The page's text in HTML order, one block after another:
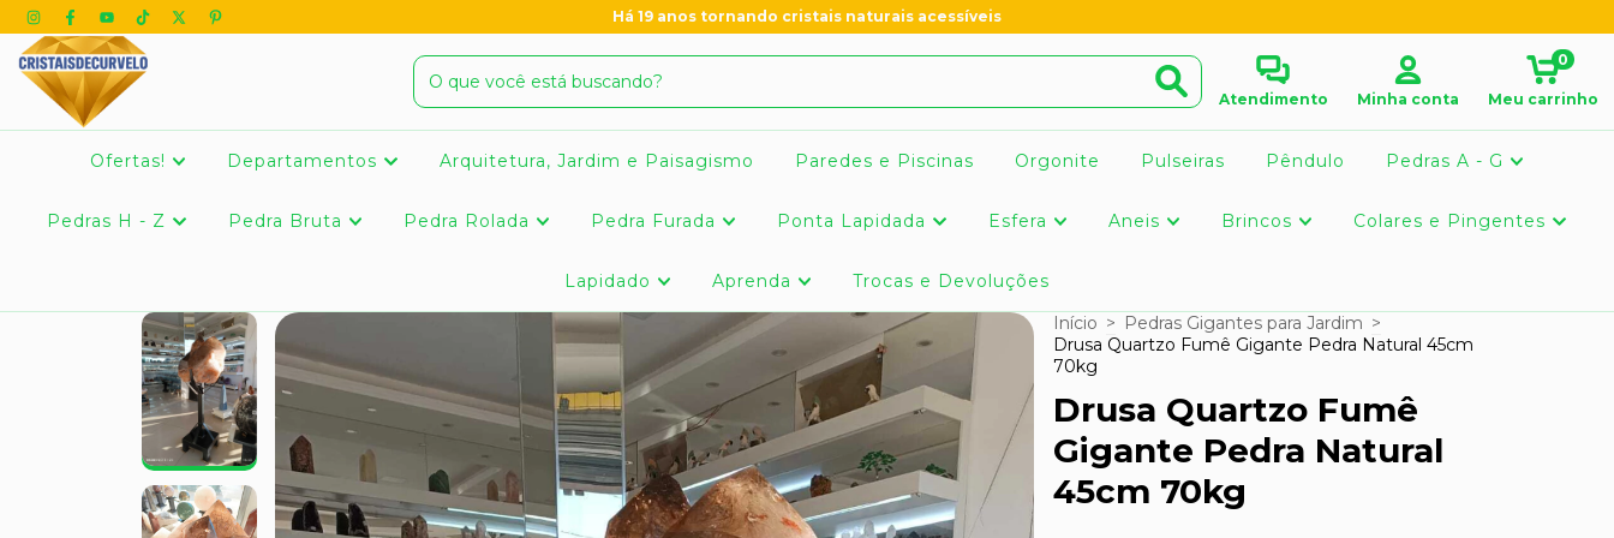
Há 19 anos tornando cristais naturais acessíveis
Atendimento Minha conta Meu carrinho
0
Ofertas! Departamentos Arquitetura, Jardim e Paisagismo Paredes e Piscinas Orgonite Pulseiras Pêndulo Pedras A - G
Pedras H - Z Pedra Bruta Pedra Rolada Pedra Furada Ponta Lapidada Esfera Aneis Brincos Colares e Pingentes
Lapidado Aprenda Trocas e Devoluções
Início > Pedras Gigantes para Jardim >
Drusa Quartzo Fumê Gigante Pedra Natural 45cm
70kg
Drusa Quartzo Fumê
Gigante Pedra Natural
45cm 70kg